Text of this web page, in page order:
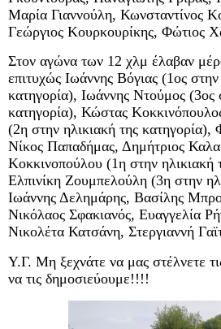
Μαρία Γιαννούλη, Κωνσταντίνος
Γεώργιος Κουρκουρίκης, Φώτιος
Στον αγώνα των 12 χλμ έλαβαν
επιτυχώς Ιωάννης Βόγιας (1ος
κατηγορία), Ιωάννης Ντούμος (3ος
κατηγορία), Κώστας
(2η στην ηλικιακή της κατηγορία),
Νίκος Παπαδήμας, Δημήτριος
Κοκκινοπούλου (1η στην ηλικιακή
Ελπινίκη Ζουμπελούλη (3η στην
Ιωάννης Δελημάρης, Βασίλης
Νικόλαος Σφακιανός, Ευαγγελία
Νικολέτα Κατσάνη, Στεργιαννή
Υ.Γ. Μη ξεχνάτε να μας στέλνετε
να τις δημοσιεύουμε!!!!